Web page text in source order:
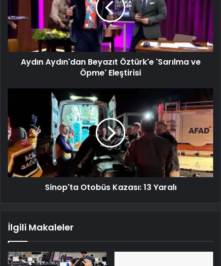
Aydın Aydın'dan Beyazıt Öztürk'e 'Sarılma ve
Öpme' Eleştirisi
Sinop'ta Otobüs Kazası: 13 Yaralı
İlgili Makaleler